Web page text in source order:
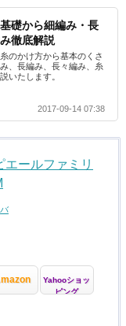
礎から細編み・長
徹底解説
のかけ方から基本のくさ
、長編み、長々編み、糸
いたします。
2017-09-14 07:38
ールファミリ
Yahooショッ
ピング